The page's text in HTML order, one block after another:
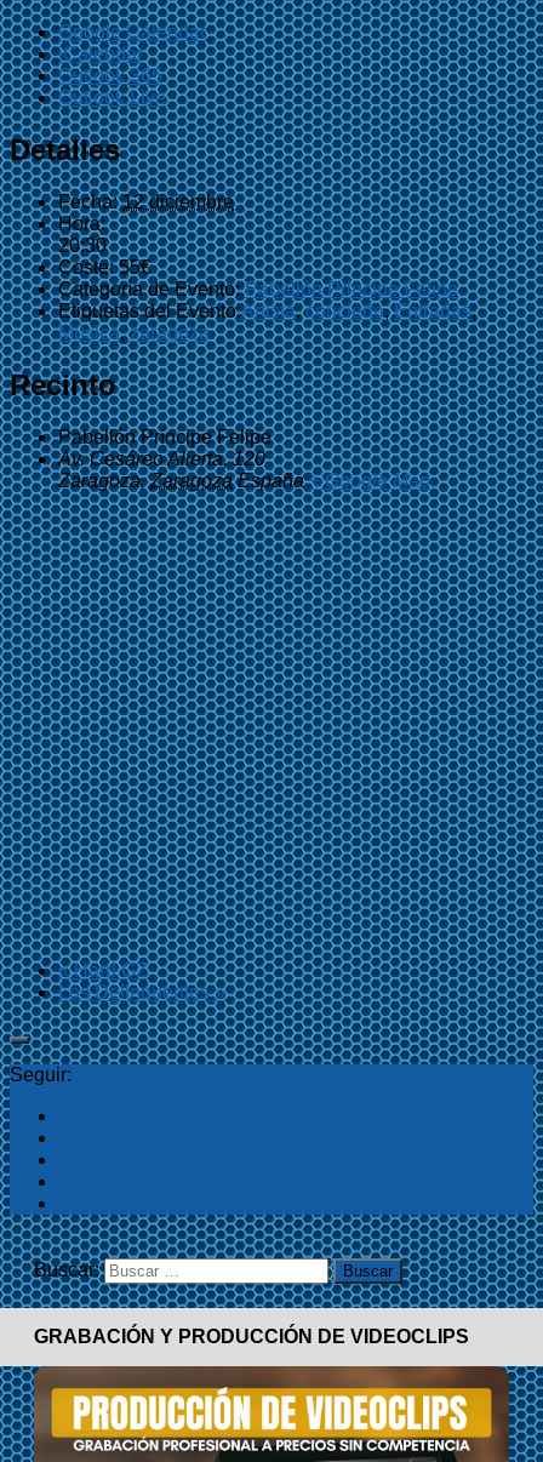
Google Calendar
iCalendar
Outlook 365
Outlook Live
Detalles
Fecha: 12 diciembre
Hora:
20:30
Coste: 55€
Categoría de Evento: Pabellón Principe Felipe
Etiquetas del Evento:Artista,concierto,Entradas,
Música,zaragoza
Recinto
Pabellón Príncipe Felipe
Av. Cesáreo Alierta, 120
Zaragoza, Zaragoza España + Google Map
«Hard GZ
Los Delinqüentes»
Seguir:
Buscar:
GRABACIÓN Y PRODUCCIÓN DE VIDEOCLIPS